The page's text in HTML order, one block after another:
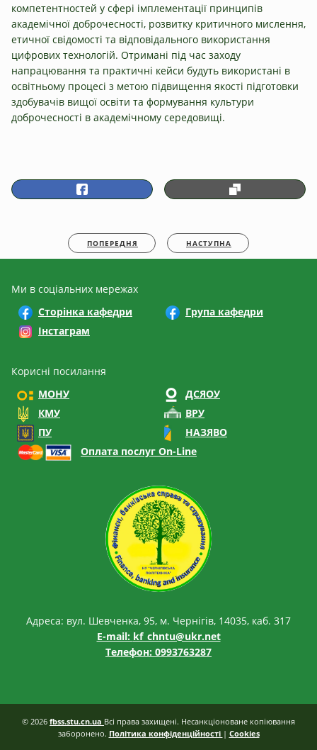
компетентностей у сфері імплементації принципів
академічної доброчесності, розвитку критичного мислення,
етичної свідомості та відповідального використання
цифрових технологій. Отримані під час заходу
напрацювання та практичні кейси будуть використані в
освітньому процесі з метою підвищення якості підготовки
здобувачів вищої освіти та формування культури
доброчесності в академічному середовищі.
ПОПЕРЕДНЯ НАСТУПНА
Ми в соціальних мережах
Сторінка кафедри
Група кафедри
Інстаграм
Корисні посилання
МОНУ
ДСЯОУ
КМУ
ВРУ
ПУ
НАЗЯВО
Оплата послуг On-Line
Адреса: вул. Шевченка, 95, м. Чернігів, 14035, каб. 317
E-mail: kf_chntu@ukr.net
Телефон: 0993763287
© 2026 fbss.stu.cn.ua Всі права захищені. Несанкціоноване копіювання
заборонено. Політика конфіденційності | Cookies